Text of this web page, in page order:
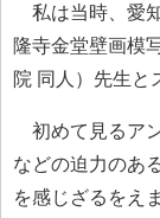
私は当時、愛
隆寺金堂壁画模
院 同人）先生と
初めて見るア
などの迫力のあ
を感じざるをえ